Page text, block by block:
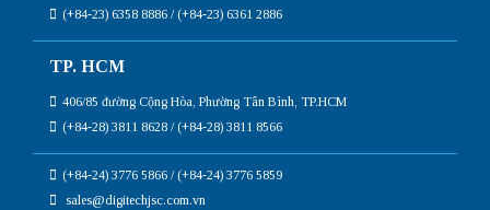
(+84-23) 6358 8886 / (+84-23) 6361 2886
TP. HCM
406/85 đường Cộng Hòa, Phường Tân Bình, TP.HCM
(+84-28) 3811 8628 / (+84-28) 3811 8566
(+84-24) 3776 5866 / (+84-24) 3776 5859
sales@digitechjsc.com.vn